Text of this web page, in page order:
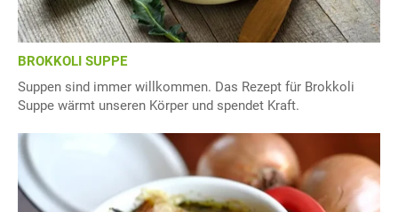
BROKKOLI SUPPE
Suppen sind immer willkommen. Das Rezept für Brokkoli
Suppe wärmt unseren Körper und spendet Kraft.